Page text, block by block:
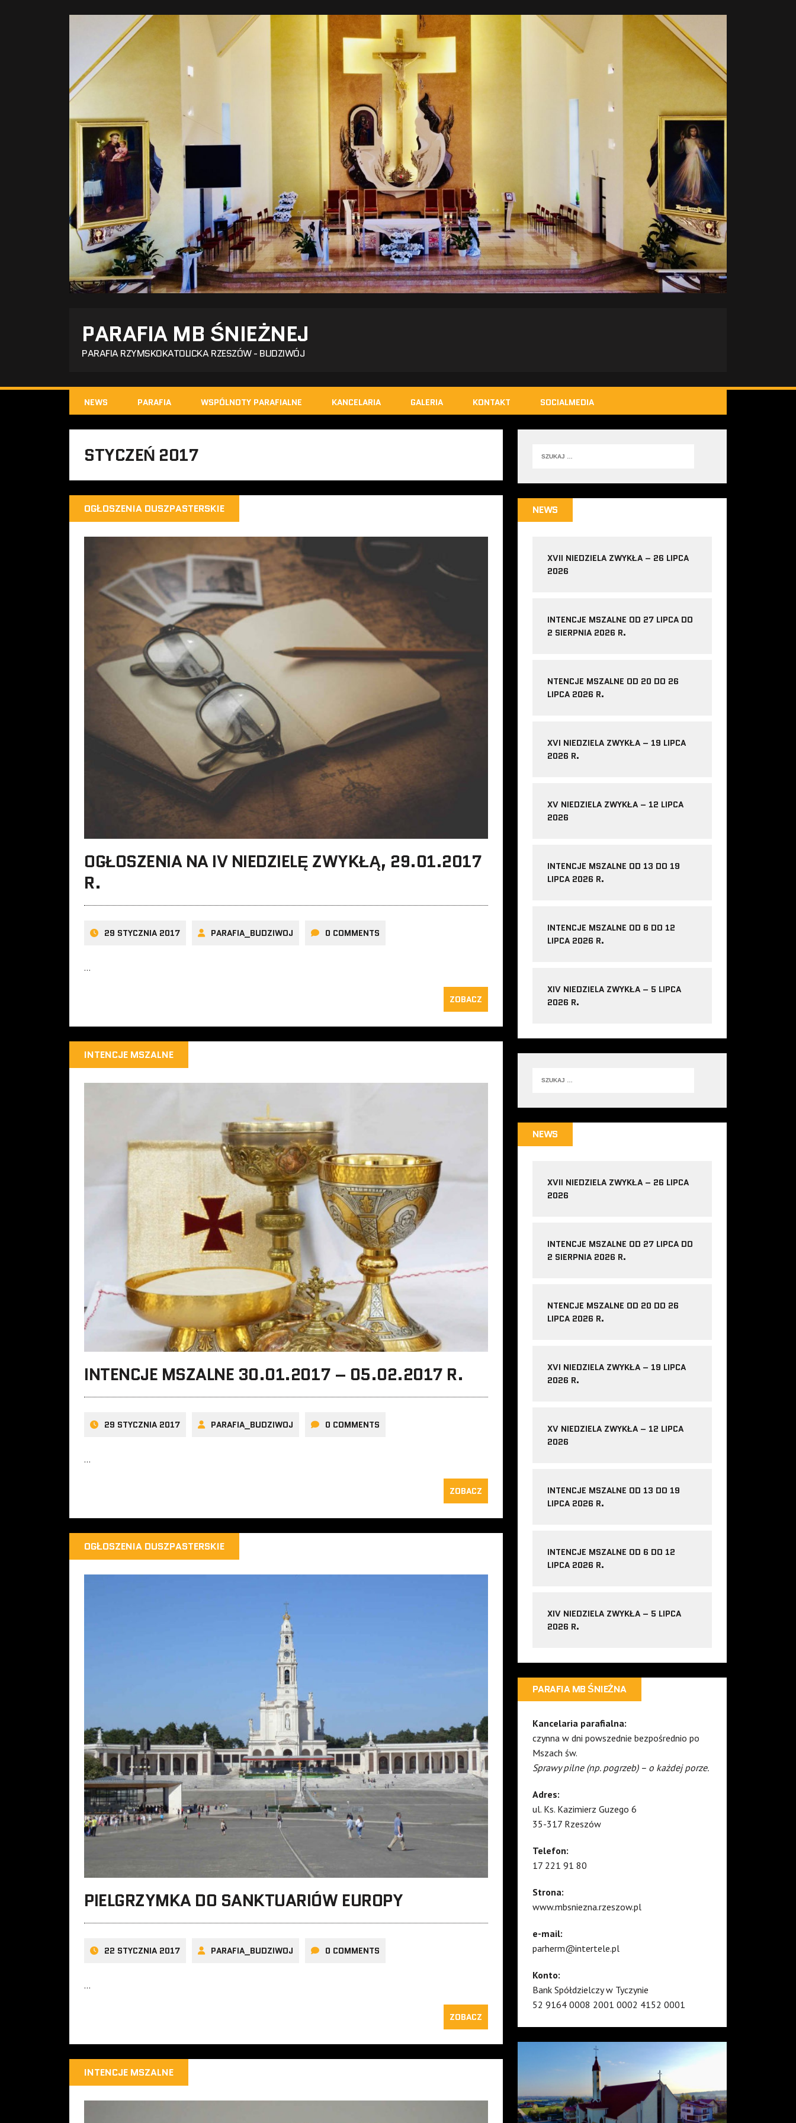
PARAFIA MB ŚNIEŻNEJ
PARAFIA RZYMSKOKATOLICKA RZESZÓW - BUDZIWÓJ
NEWS PARAFIA WSPÓLNOTY PARAFIALNE KANCELARIA GALERIA KONTAKT SOCIALMEDIA
STYCZEŃ 2017
OGŁOSZENIA DUSZPASTERSKIE
OGŁOSZENIA NA IV NIEDZIELĘ ZWYKŁĄ, 29.01.2017
R.
29 STYCZNIA 2017 PARAFIA_BUDZIWOJ 0 COMMENTS
…
ZOBACZ
INTENCJE MSZALNE
INTENCJE MSZALNE 30.01.2017 – 05.02.2017 R.
29 STYCZNIA 2017 PARAFIA_BUDZIWOJ 0 COMMENTS
…
ZOBACZ
OGŁOSZENIA DUSZPASTERSKIE
PIELGRZYMKA DO SANKTUARIÓW EUROPY
22 STYCZNIA 2017 PARAFIA_BUDZIWOJ 0 COMMENTS
…
ZOBACZ
INTENCJE MSZALNE
NEWS
XVII NIEDZIELA ZWYKŁA – 26 LIPCA
2026
INTENCJE MSZALNE OD 27 LIPCA DO
2 SIERPNIA 2026 R.
NTENCJE MSZALNE OD 20 DO 26
LIPCA 2026 R.
XVI NIEDZIELA ZWYKŁA – 19 LIPCA
2026 R.
XV NIEDZIELA ZWYKŁA – 12 LIPCA
2026
INTENCJE MSZALNE OD 13 DO 19
LIPCA 2026 R.
INTENCJE MSZALNE OD 6 DO 12
LIPCA 2026 R.
XIV NIEDZIELA ZWYKŁA – 5 LIPCA
2026 R.
NEWS
XVII NIEDZIELA ZWYKŁA – 26 LIPCA
2026
INTENCJE MSZALNE OD 27 LIPCA DO
2 SIERPNIA 2026 R.
NTENCJE MSZALNE OD 20 DO 26
LIPCA 2026 R.
XVI NIEDZIELA ZWYKŁA – 19 LIPCA
2026 R.
XV NIEDZIELA ZWYKŁA – 12 LIPCA
2026
INTENCJE MSZALNE OD 13 DO 19
LIPCA 2026 R.
INTENCJE MSZALNE OD 6 DO 12
LIPCA 2026 R.
XIV NIEDZIELA ZWYKŁA – 5 LIPCA
2026 R.
PARAFIA MB ŚNIEŻNA
Kancelaria parafialna:
czynna w dni powszednie bezpośrednio po
Mszach św.
Sprawy pilne (np. pogrzeb) – o każdej porze.
Adres:
ul. Ks. Kazimierz Guzego 6
35-317 Rzeszów
Telefon:
17 221 91 80
Strona:
www.mbsniezna.rzeszow.pl
e-mail:
parherm@intertele.pl
Konto:
Bank Spółdzielczy w Tyczynie
52 9164 0008 2001 0002 4152 0001